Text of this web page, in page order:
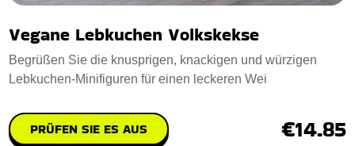
Vegane Lebkuchen Volkskekse
Begrüßen Sie die knusprigen, knackigen und würzigen
Lebkuchen-Minifiguren für einen leckeren Wei
PRÜFEN SIE ES AUS €14.85